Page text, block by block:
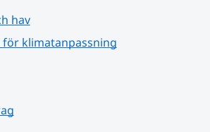
hav
klimatanpassning